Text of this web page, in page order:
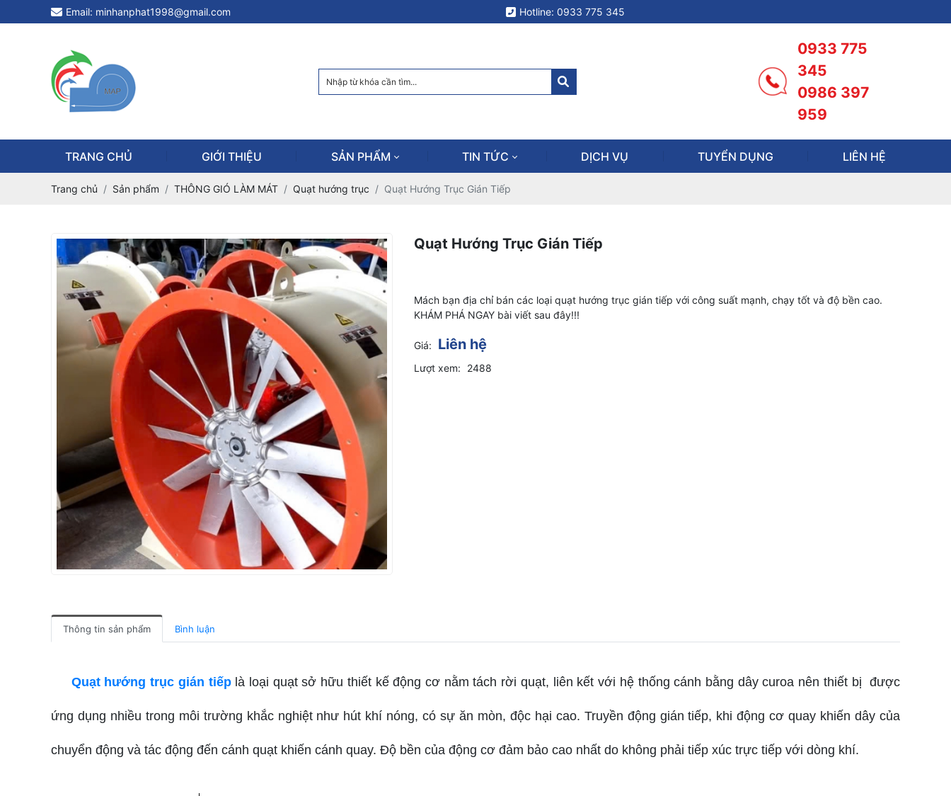
Email: minhanphat1998@gmail.com Hotline: 0933 775 345
0933 775
345
0986 397
959
TRANG CHỦ GIỚI THIỆU SẢN PHẨM TIN TỨC DỊCH VỤ TUYỂN DỤNG LIÊN HỆ
Trang chủ Sản phẩm THÔNG GIÓ LÀM MÁT Quạt hướng trục Quạt Hướng Trục Gián Tiếp
Quạt Hướng Trục Gián Tiếp
Mách bạn địa chỉ bán các loại quạt hướng trục gián tiếp với công suất mạnh, chạy tốt và độ bền cao.
KHÁM PHÁ NGAY bài viết sau đây!!!
Giá: Liên hệ
Lượt xem: 2488
Thông tin sản phẩm Bình luận
Quạt hướng trục gián tiếp là loại quạt sở hữu thiết kế động cơ nằm tách rời quạt, liên kết với hệ thống cánh bằng dây curoa nên thiết bị được
ứng dụng nhiều trong môi trường khắc nghiệt như hút khí nóng, có sự ăn mòn, độc hại cao. Truyền động gián tiếp, khi động cơ quay khiến dây của
chuyển động và tác động đến cánh quạt khiến cánh quay. Độ bền của động cơ đảm bảo cao nhất do không phải tiếp xúc trực tiếp với dòng khí.